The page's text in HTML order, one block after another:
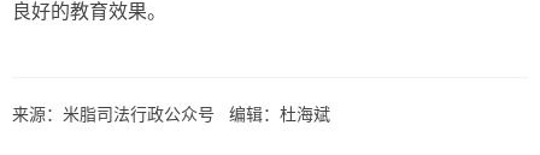
良好的教育效果。
来源：米脂司法行政公众号 编辑：杜海斌